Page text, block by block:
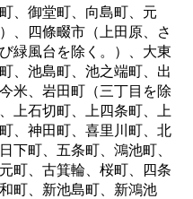
、御堂町、向島町、元
、四條畷市（上田原、さ
緑風台を除く。）、大東
、池島町、池之端町、出
米、岩田町（三丁目を除
上石切町、上四条町、上
、神田町、喜里川町、北
下町、五条町、鴻池町、
町、古箕輪、桜町、四条
町、新池島町、新鴻池